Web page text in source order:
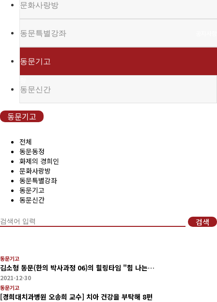
모교 소식
행사안내
공지사항
회비 안내
동문ID카드 발급
문화사랑방
동문특별강좌
동문기고
동문신간
동문기고
전체
동문동정
화제의 경희인
문화사랑방
동문특별강좌
동문기고
동문신간
검색
동문기고
김소형 동문(한의 박사과정 06)의 힐링타임 "힘 나는…
2021-12-30
동문기고
[경희대치과병원 오송희 교수] 치아 건강을 부탁해 8편